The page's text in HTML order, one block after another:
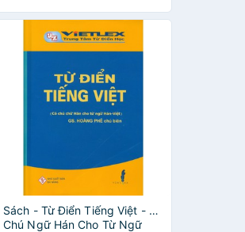
Sách - Từ Điển Tiếng Việt - Có
Chú Ngữ Hán Cho Từ Ngữ